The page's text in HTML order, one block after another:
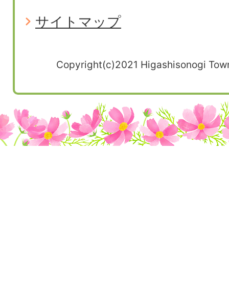
サイトマップ
Copyright(c)2021 Higashisonogi